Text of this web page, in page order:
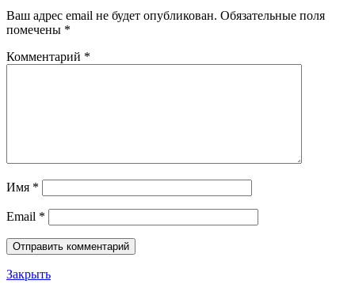
Ваш адрес email не будет опубликован. Обязательные поля
помечены *
Комментарий *
Имя *
Email *
Закрыть